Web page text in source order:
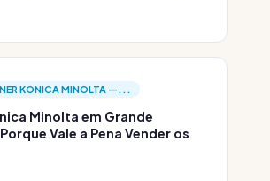
KONICA MINOLTA —...
Minolta em Grande
Vale a Pena Vender os